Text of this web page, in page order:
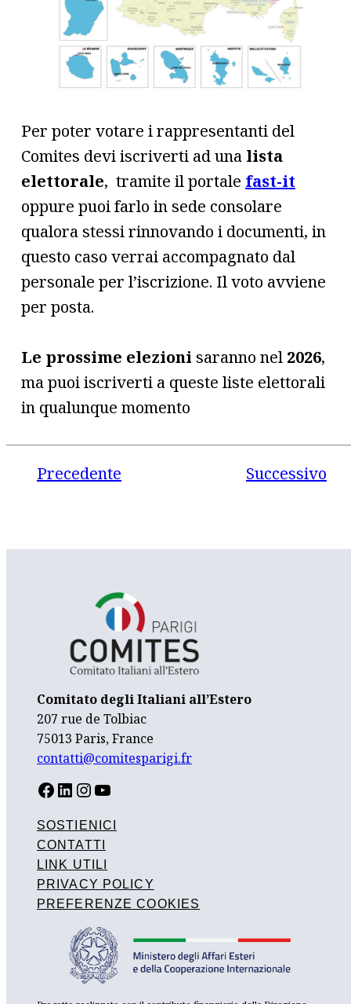
Per poter votare i rappresentanti del
Comites devi iscriverti ad una lista
elettorale, tramite il portale fast-it
oppure puoi farlo in sede consolare
qualora stessi rinnovando i documenti, in
questo caso verrai accompagnato dal
personale per l’iscrizione. Il voto avviene
per posta.
Le prossime elezioni saranno nel 2026,
ma puoi iscriverti a queste liste elettorali
in qualunque momento
Precedente Successivo
Comitato degli Italiani all’Estero
207 rue de Tolbiac
75013 Paris, France
contatti@comitesparigi.fr
FACEBOOK LINKEDIN INSTAGRAM YOUTUBE
SOSTIENICI
CONTATTI
LINK UTILI
PRIVACY POLICY
PREFERENZE COOKIES